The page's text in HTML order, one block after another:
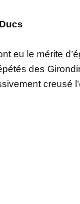
eu le mérite
des
creusé